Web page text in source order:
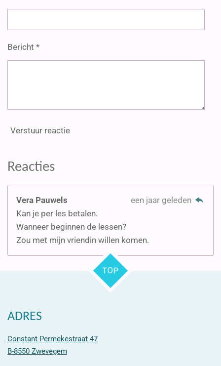
e
Bericht *
Verstuur reactie
Reacties
Vera Pauwels
een jaar geleden
Kan je per les betalen.
Wanneer beginnen de lessen?
Zou met mijn vriendin willen komen.
TOP
ADRES
Constant Permekestraat 47
B-8550 Zwevegem